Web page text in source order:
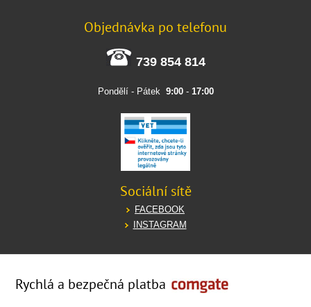
Objednávka po telefonu
739 854 814
Pondělí - Pátek 9:00- 17:00
Sociální sítě
FACEBOOK
INSTAGRAM
Rychlá a bezpečná platba